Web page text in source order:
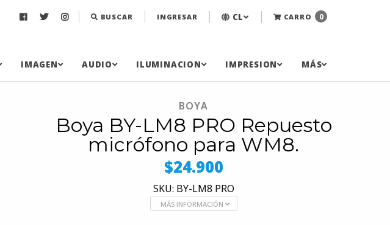
BUSCAR INGRESAR CL CARRO 0
IMAGEN AUDIO ILUMINACION IMPRESION MÁS
BOYA
Boya BY-LM8 PRO Repuesto
micrófono para WM8.
$24.900
SKU: BY-LM8 PRO
MÁS INFORMACIÓN